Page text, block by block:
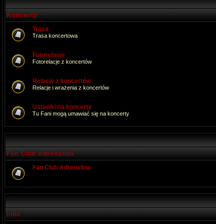
Koncerty
Trasa
Trasa koncertowa
Fotorelacje
Fotorelacje z koncertów
Relacje z koncertów
Relacje i wrażenia z koncertów
Ustawki na koncerty
Tu Fani mogą umawiać się na koncerty
Fan Club Adrenalina
Fan Club Adrenalina
Inne